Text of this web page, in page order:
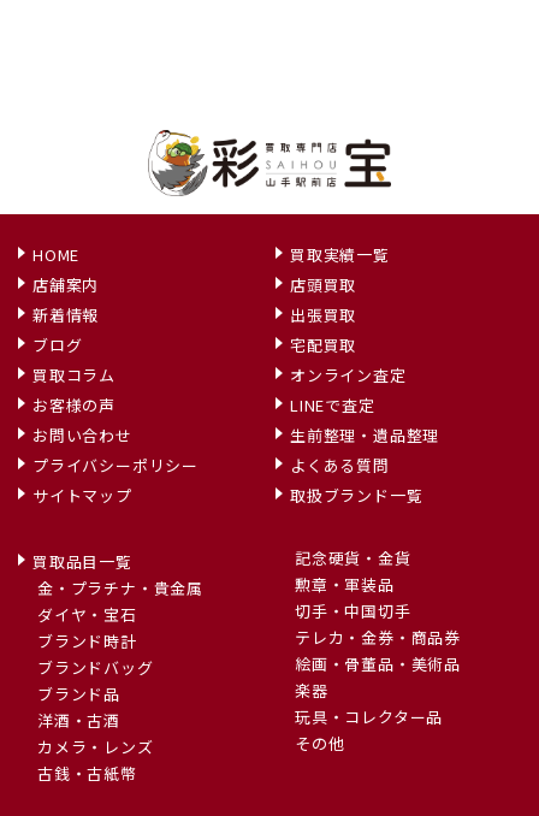
HOME
店舗案内
新着情報
ブログ
買取コラム
お客様の声
お問い合わせ
プライバシーポリシー
サイトマップ
買取実績一覧
店頭買取
出張買取
宅配買取
オンライン査定
LINEで査定
生前整理・遺品整理
よくある質問
取扱ブランド一覧
買取品目一覧
金・プラチナ・貴金属
ダイヤ・宝石
ブランド時計
ブランドバッグ
ブランド品
洋酒・古酒
カメラ・レンズ
古銭・古紙幣
記念硬貨・金貨
勲章・軍装品
切手・中国切手
テレカ・金券・商品券
絵画・骨董品・美術品
楽器
玩具・コレクター品
その他